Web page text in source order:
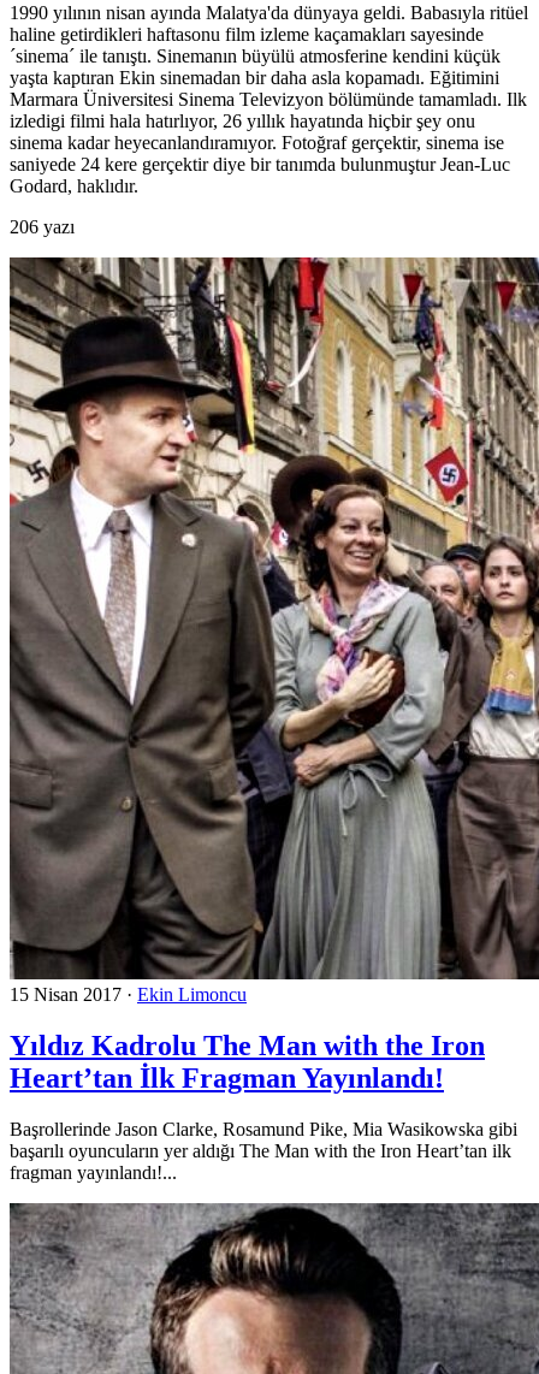
1990 yılının nisan ayında Malatya'da dünyaya geldi. Babasıyla ritüel
haline getirdikleri haftasonu film izleme kaçamakları sayesinde
´sinema´ ile tanıştı. Sinemanın büyülü atmosferine kendini küçük
yaşta kaptıran Ekin sinemadan bir daha asla kopamadı. Eğitimini
Marmara Üniversitesi Sinema Televizyon bölümünde tamamladı. Ilk
izledigi filmi hala hatırlıyor, 26 yıllık hayatında hiçbir şey onu
sinema kadar heyecanlandıramıyor. Fotoğraf gerçektir, sinema ise
saniyede 24 kere gerçektir diye bir tanımda bulunmuştur Jean-Luc
Godard, haklıdır.
206 yazı
15 Nisan 2017 · Ekin Limoncu
Yıldız Kadrolu The Man with the Iron
Heart’tan İlk Fragman Yayınlandı!
Başrollerinde Jason Clarke, Rosamund Pike, Mia Wasikowska gibi
başarılı oyuncuların yer aldığı The Man with the Iron Heart’tan ilk
fragman yayınlandı!...